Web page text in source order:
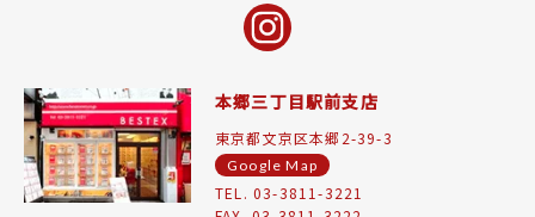
本郷三丁目駅前支店
東京都文京区本郷2-39-3
Google Map
TEL. 03-3811-3221